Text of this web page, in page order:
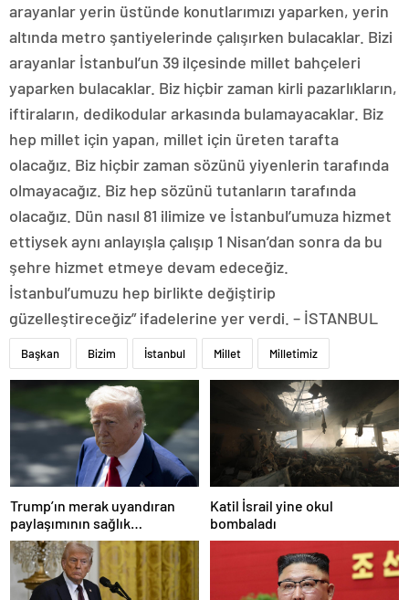
arayanlar yerin üstünde konutlarımızı yaparken, yerin
altında metro şantiyelerinde çalışırken bulacaklar. Bizi
arayanlar İstanbul’un 39 ilçesinde millet bahçeleri
yaparken bulacaklar. Biz hiçbir zaman kirli pazarlıkların,
iftiraların, dedikodular arkasında bulamayacaklar. Biz
hep millet için yapan, millet için üreten tarafta
olacağız. Biz hiçbir zaman sözünü yiyenlerin tarafında
olmayacağız. Biz hep sözünü tutanların tarafında
olacağız. Dün nasıl 81 ilimize ve İstanbul’umuza hizmet
ettiysek aynı anlayışla çalışıp 1 Nisan’dan sonra da bu
şehre hizmet etmeye devam edeceğiz.
İstanbul’umuzu hep birlikte değiştirip
güzelleştireceğiz” ifadelerine yer verdi. – İSTANBUL
Başkan Bizim İstanbul Millet Milletimiz
Trump’ın merak uyandıran
paylaşımının sağlık
sistemiyle ilgili kararname
olduğu anlaşıldı
Katil İsrail yine okul
bombaladı